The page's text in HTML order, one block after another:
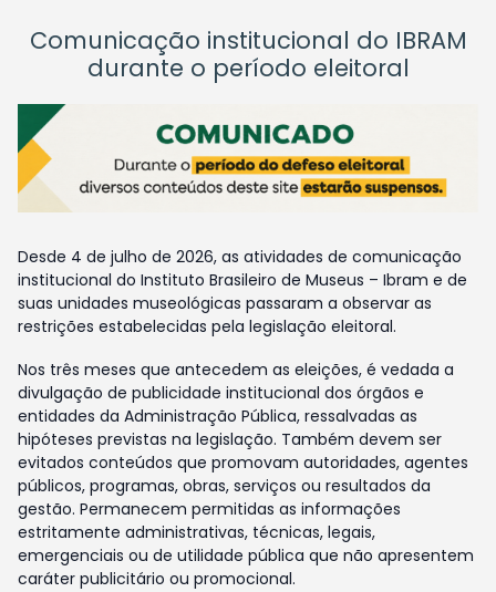
Comunicação institucional do IBRAM
durante o período eleitoral
Desde 4 de julho de 2026, as atividades de comunicação
institucional do Instituto Brasileiro de Museus – Ibram e de
suas unidades museológicas passaram a observar as
restrições estabelecidas pela legislação eleitoral.
Nos três meses que antecedem as eleições, é vedada a
divulgação de publicidade institucional dos órgãos e
entidades da Administração Pública, ressalvadas as
hipóteses previstas na legislação. Também devem ser
evitados conteúdos que promovam autoridades, agentes
públicos, programas, obras, serviços ou resultados da
gestão. Permanecem permitidas as informações
estritamente administrativas, técnicas, legais,
emergenciais ou de utilidade pública que não apresentem
caráter publicitário ou promocional.